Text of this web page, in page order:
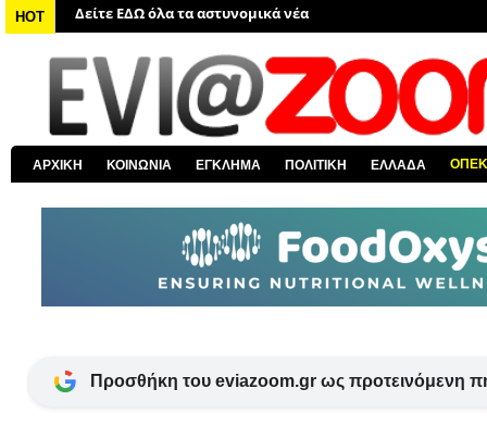
HOT
Δείτε ΕΔΩ όλα τα νέα από τον κόσμο
Δείτε ΕΔΩ όλα τα νέα για την Χαλκίδα και όλη την Εύβοια
Δείτε ΕΔΩ όλες τις ειδήσεις από την Ελλάδα
Δείτε ΕΔΩ όλα τα πολιτικά νέα
Δείτε ΕΔΩ τις αποκαλύψεις του EviaZoom.gr
Δείτε ΕΔΩ όλα τα αστυνομικά νέα
ΑΡΧΙΚΗ ΚΟΙΝΩΝΙΑ ΕΓΚΛΗΜΑ ΠΟΛΙΤΙΚΗ ΕΛΛΑΔΑ
Προσθήκη του eviazoom.gr ως προτεινόμενη